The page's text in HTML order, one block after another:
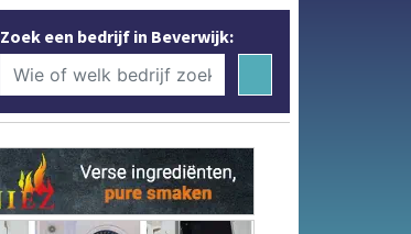
Zoek een bedrijf in Beverwijk: